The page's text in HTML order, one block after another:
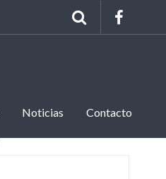
Noticias Contacto